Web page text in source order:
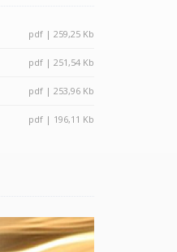
pdf | 259,25 Kb
pdf | 251,54 Kb
pdf | 253,96 Kb
pdf | 196,11 Kb